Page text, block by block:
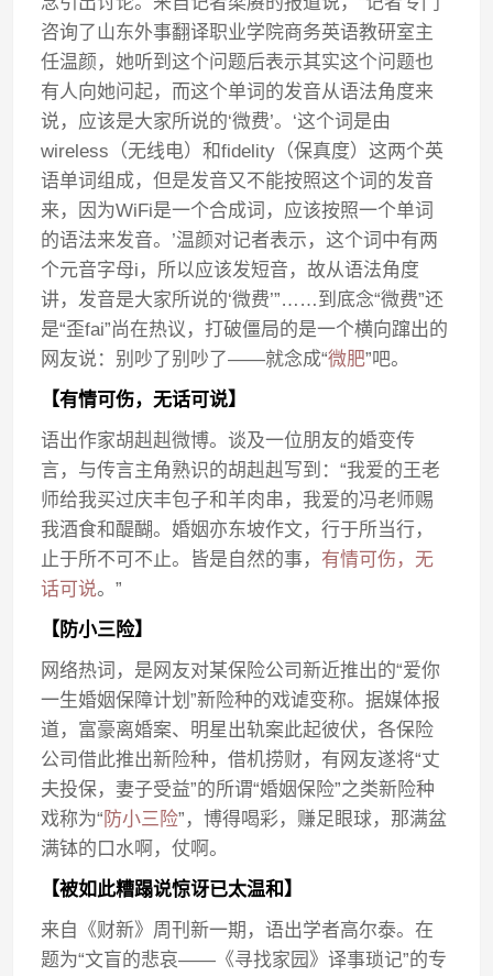
咨询了山东外事翻译职业学院商务英语教研室主
任温颜，她听到这个问题后表示其实这个问题也
有人向她问起，而这个单词的发音从语法角度来
说，应该是大家所说的‘微费’。‘这个词是由
wireless（无线电）和fidelity（保真度）这两个英
语单词组成，但是发音又不能按照这个词的发音
来，因为WiFi是一个合成词，应该按照一个单词
的语法来发音。’温颜对记者表示，这个词中有两
个元音字母i，所以应该发短音，故从语法角度
讲，发音是大家所说的‘微费’”……到底念“微费”还
是“歪fai”尚在热议，打破僵局的是一个横向蹿出的
网友说：别吵了别吵了——就念成“微肥”吧。
【有情可伤，无话可说】
语出作家胡赳赳微博。谈及一位朋友的婚变传
言，与传言主角熟识的胡赳赳写到：“我爱的王老
师给我买过庆丰包子和羊肉串，我爱的冯老师赐
我酒食和醍醐。婚姻亦东坡作文，行于所当行，
止于所不可不止。皆是自然的事， 有情可伤，无
话可说。”
【防小三险】
网络热词，是网友对某保险公司新近推出的“爱你
一生婚姻保障计划”新险种的戏谑变称。据媒体报
道，富豪离婚案、明星出轨案此起彼伏，各保险
公司借此推出新险种，借机捞财，有网友遂将“丈
夫投保，妻子受益”的所谓“婚姻保险”之类新险种
戏称为“ 防小三险”，博得喝彩，赚足眼球，那满盆
满钵的口水啊，仗啊。
【被如此糟蹋说惊讶已太温和】
来自《财新》周刊新一期，语出学者高尔泰。在
题为“文盲的悲哀——《寻找家园》译事琐记”的专